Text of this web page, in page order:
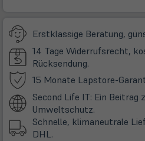
Erstklassige Beratung,
14 Tage Widerrufsrecht,
Rücksendung.
15 Monate Lapstore-
Second Life IT: Ein Beitrag
Umweltschutz.
Schnelle, klimaneutrale
DHL.